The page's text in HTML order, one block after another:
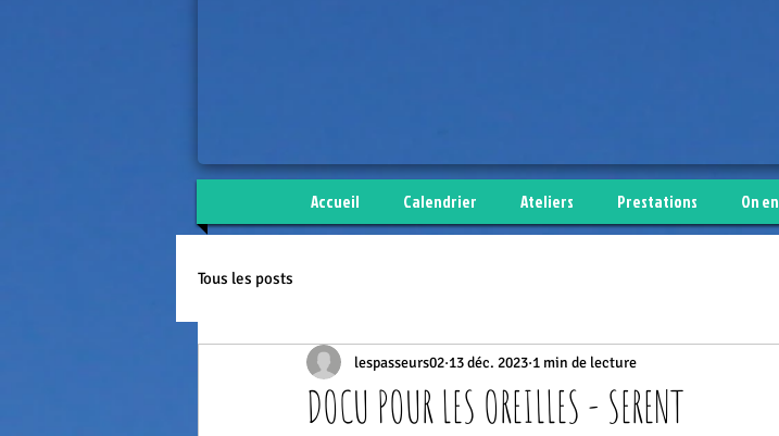
Accueil Calendrier Ateliers Prestations On
Tous les posts
DOCU POUR LES OREILLES - SERENT
lespasseurs02 13 déc. 2023 1 min de lecture